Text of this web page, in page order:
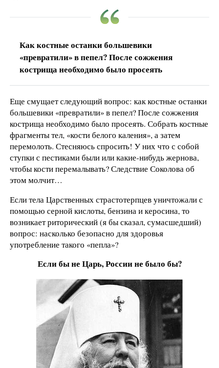
Как костные останки большевики
«превратили» в пепел? После сожжения
кострища необходимо было просеять
Еще смущает следующий вопрос: как костные останки
большевики «превратили» в пепел? После сожжения
кострища необходимо было просеять. Собрать костные
фрагменты тел, «кости белого каления», а затем
перемолоть. Стесняюсь спросить! У них что с собой
ступки с пестиками были или какие-нибудь жернова,
чтобы кости перемалывать? Следствие Соколова об
этом молчит…
Если тела Царственных страстотерпцев уничтожали с
помощью серной кислоты, бензина и керосина, то
возникает риторический (я бы сказал, сумасшедший)
вопрос: насколько безопасно для здоровья
употребление такого «пепла»?
Если бы не Царь, России не было бы?